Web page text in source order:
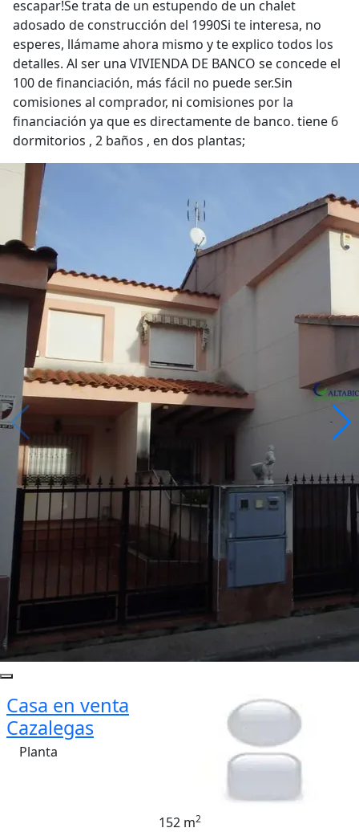
escapar!Se trata de un estupendo de un chalet
adosado de construcción del 1990Si te interesa, no
esperes, llámame ahora mismo y te explico todos los
detalles. Al ser una VIVIENDA DE BANCO se concede el
100 de financiación, más fácil no puede ser.Sin
comisiones al comprador, ni comisiones por la
financiación ya que es directamente de banco. tiene 6
dormitorios , 2 baños , en dos plantas;
Casa en venta
Cazalegas
Planta
152 m2